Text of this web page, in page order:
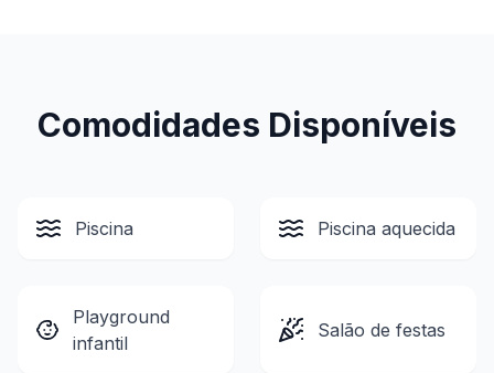
Comodidades Disponíveis
Piscina Piscina aquecida
Playground
infantil
Salão de festas